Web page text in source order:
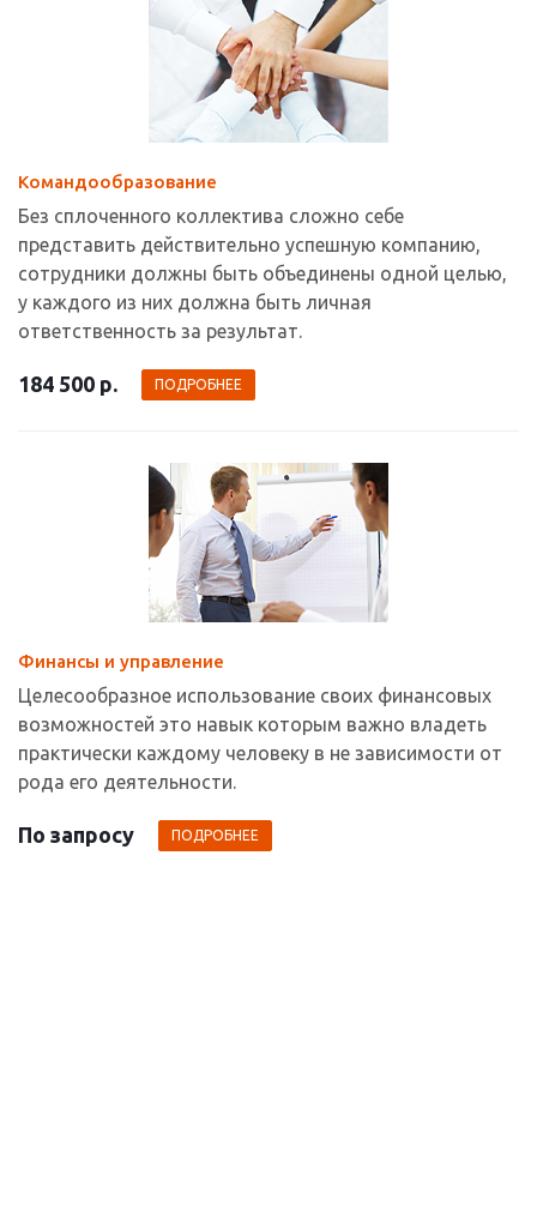
Командообразование
Без сплоченного коллектива сложно себе
представить действительно успешную компанию,
сотрудники должны быть объединены одной целью,
у каждого из них должна быть личная
ответственность за результат.
184 500 р. ПОДРОБНЕЕ
Финансы и управление
Целесообразное использование своих финансовых
возможностей это навык которым важно владеть
практически каждому человеку в не зависимости от
рода его деятельности.
По запросу ПОДРОБНЕЕ